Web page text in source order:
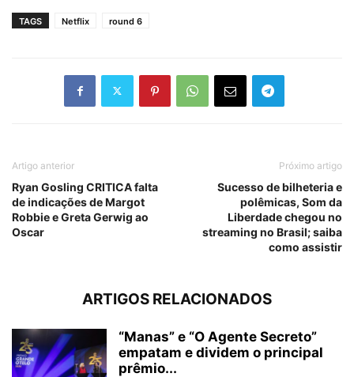
TAGS Netflix round 6
Artigo anterior
Ryan Gosling CRITICA falta
de indicações de Margot
Robbie e Greta Gerwig ao
Oscar
Próximo artigo
Sucesso de bilheteria e
polêmicas, Som da
Liberdade chegou no
streaming no Brasil; saiba
como assistir
ARTIGOS RELACIONADOS
“Manas” e “O Agente Secreto”
empatam e dividem o principal
prêmio...